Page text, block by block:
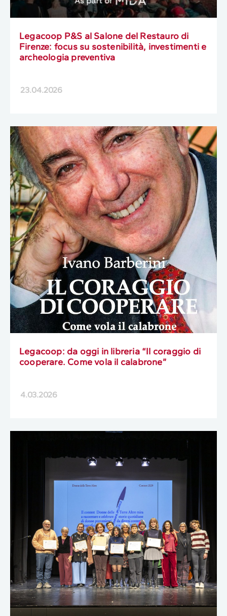
Legacoop P&S al Salone del Restauro di
Firenze: focus su sostenibilità, investimenti e
archeologia preventiva
23.04.2026
Legacoop: da oggi in libreria “Il coraggio di
cooperare. Come vola il calabrone”
4.03.2026